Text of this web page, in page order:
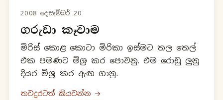
2008 දෙසැම්බර් 20
ගරුඩා කෑවාම
මිරිස් කොළ කොටා මිරිකා ඉස්මට තල තෙල්
එක පමණට මිශ්‍ර කර පොවනු. එම රොඩු ලුනු
දියර මිශ්‍ර කර ඇඟ ගානු.
තවදුරටත් කියවන්න →